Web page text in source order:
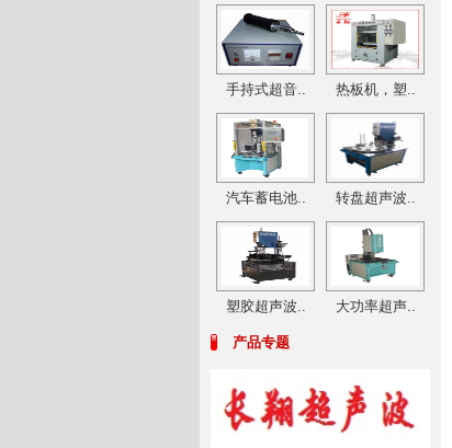
手持式超音.. 热板机，塑..
汽车蓄电池.. 转盘超声波..
塑胶超声波.. 大功率超声..
产品专题